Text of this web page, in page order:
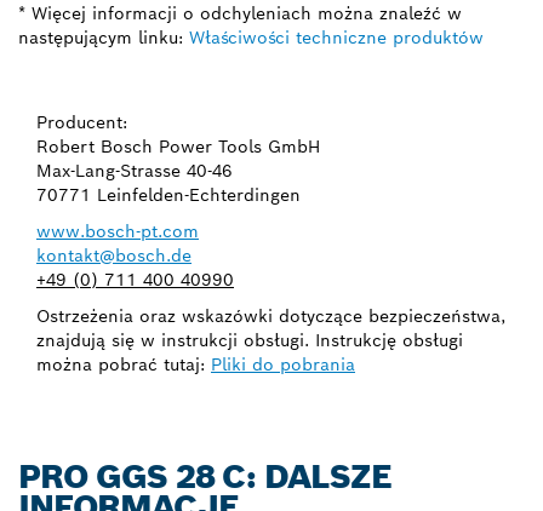
* Więcej informacji o odchyleniach można znaleźć w
następującym linku: Właściwości techniczne produktów
Producent:
Robert Bosch Power Tools GmbH
Max-Lang-Strasse 40-46
70771 Leinfelden-Echterdingen
www.bosch-pt.com
kontakt@bosch.de
+49 (0) 711 400 40990
Ostrzeżenia oraz wskazówki dotyczące bezpieczeństwa,
znajdują się w instrukcji obsługi. Instrukcję obsługi
można pobrać tutaj: Pliki do pobrania
PRO GGS 28 C: DALSZE